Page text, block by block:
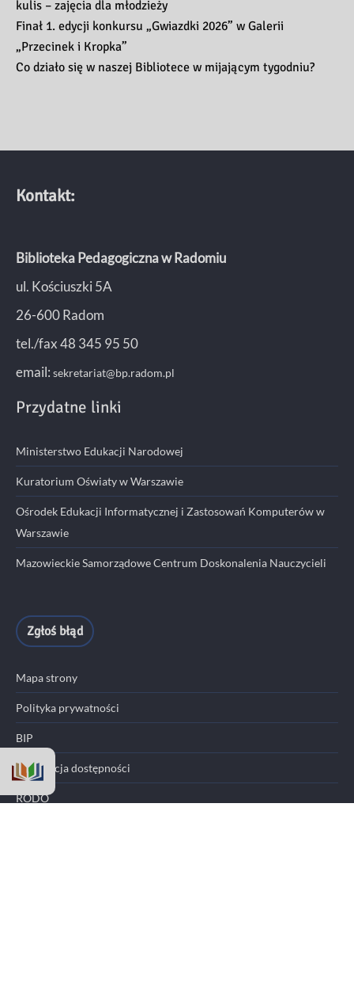
kulis – zajęcia dla młodzieży
Finał 1. edycji konkursu „Gwiazdki 2026” w Galerii
„Przecinek i Kropka”
Co działo się w naszej Bibliotece w mijającym tygodniu?
Kontakt:
Biblioteka Pedagogiczna w Radomiu
ul. Kościuszki 5A
26-600 Radom
tel./fax 48 345 95 50
email: sekretariat@bp.radom.pl
Przydatne linki
Ministerstwo Edukacji Narodowej
Kuratorium Oświaty w Warszawie
Ośrodek Edukacji Informatycznej i Zastosowań Komputerów w
Warszawie
Mazowieckie Samorządowe Centrum Doskonalenia Nauczycieli
Zgłoś błąd
Mapa strony
Polityka prywatności
BIP
Deklaracja dostępności
RODO